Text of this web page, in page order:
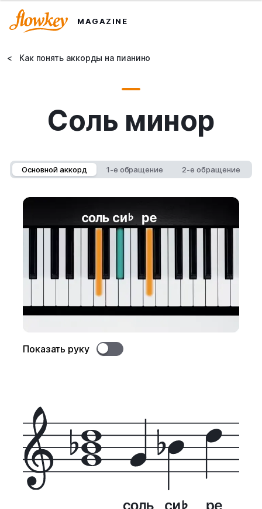
MAGAZINE
< Как понять аккорды на пианино
Соль минор
Основной аккорд 1-е обращение 2-е обращение
Показать руку